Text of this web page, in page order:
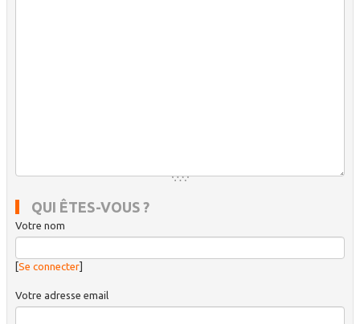
QUI ÊTES-VOUS ?
Votre nom
[Se connecter]
Votre adresse email